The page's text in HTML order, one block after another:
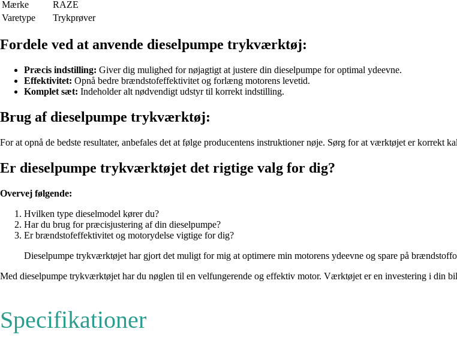
Mærke
RAZE
Varetype
Trykprøver
Fordele ved at anvende dieselpumpe trykværktøj:
Præcis indstilling: Giver dig mulighed for nøjagtigt at justere din dieselpumpe for optimal ydeevne.
Effektivitet: Opnå bedre brændstofeffektivitet og forlæng motorens levetid.
Komplet sæt: Indeholder alt nødvendigt udstyr til korrekt indstilling.
Brug af dieselpumpe trykværktøj:
For at opnå de bedste resultater, anbefales det at følge producentens instruktioner nøje. Sørg for at værktøjet er korrekt
Er dieselpumpe trykværktøjet det rigtige valg for dig?
Overvej følgende:
Hvilken type dieselmodel kører du?
Har du brug for præcisjustering af din dieselpumpe?
Er brændstofeffektivitet og motorydelse vigtige for dig?
Dieselpumpe trykværktøjet har gjort det muligt for mig at optimere min motorens ydeevne og spare på
Med dieselpumpe trykværktøjet har du nøglen til en velfungerende og effektiv motor. Værktøjet er en investering i din
Specifikationer